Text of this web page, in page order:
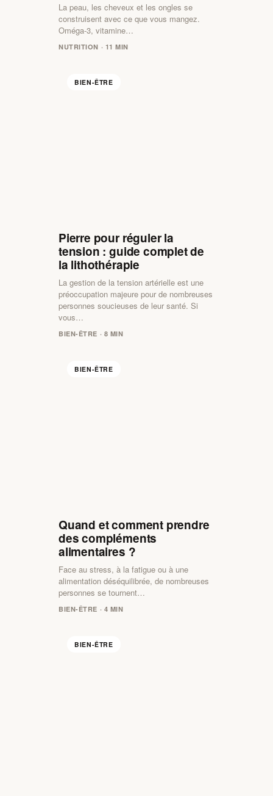
La peau, les cheveux et les ongles se
construisent avec ce que vous mangez.
Oméga-3, vitamine…
NUTRITION · 11 MIN
BIEN-ÊTRE
Pierre pour réguler la
tension : guide complet de
la lithothérapie
La gestion de la tension artérielle est une
préoccupation majeure pour de nombreuses
personnes soucieuses de leur santé. Si
vous…
BIEN-ÊTRE · 8 MIN
BIEN-ÊTRE
Quand et comment prendre
des compléments
alimentaires ?
Face au stress, à la fatigue ou à une
alimentation déséquilibrée, de nombreuses
personnes se tournent…
BIEN-ÊTRE · 4 MIN
BIEN-ÊTRE